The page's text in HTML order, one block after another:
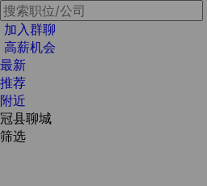
加入群聊
高薪机会
最新
推荐
附近
冠县聊城
筛选